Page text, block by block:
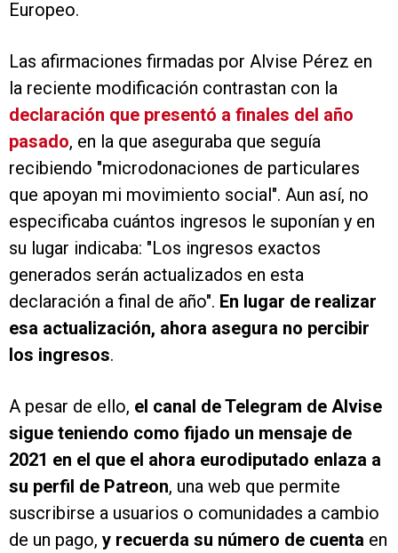
Europeo.
Las afirmaciones firmadas por Alvise Pérez en
la reciente modificación contrastan con la
declaración que presentó a finales del año
pasado, en la que aseguraba que seguía
recibiendo "microdonaciones de particulares
que apoyan mi movimiento social". Aun así, no
especificaba cuántos ingresos le suponían y en
su lugar indicaba: "Los ingresos exactos
generados serán actualizados en esta
declaración a final de año". En lugar de realizar
esa actualización, ahora asegura no percibir
los ingresos.
A pesar de ello, el canal de Telegram de Alvise
sigue teniendo como fijado un mensaje de
2021 en el que el ahora eurodiputado enlaza a
su perfil de Patreon, una web que permite
suscribirse a usuarios o comunidades a cambio
de un pago, y recuerda su número de cuenta en